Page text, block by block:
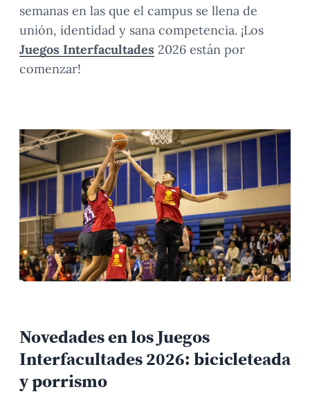
semanas en las que el campus se llena de
unión, identidad y sana competencia. ¡Los
Juegos Interfacultades 2026 están por
comenzar!
Novedades en los Juegos
Interfacultades 2026: bicicleteada
y porrismo